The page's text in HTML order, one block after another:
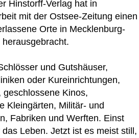
Hinstorff-Verlag hat in
mit der Ostsee-Zeitung einen
Orte in Mecklenburg-
und Gutshäuser,
oder Kureinrichtungen,
geschlossene Kinos,
Kleingärten, Militär- und
Fabriken und Werften. Einst
Leben. Jetzt ist es meist still,